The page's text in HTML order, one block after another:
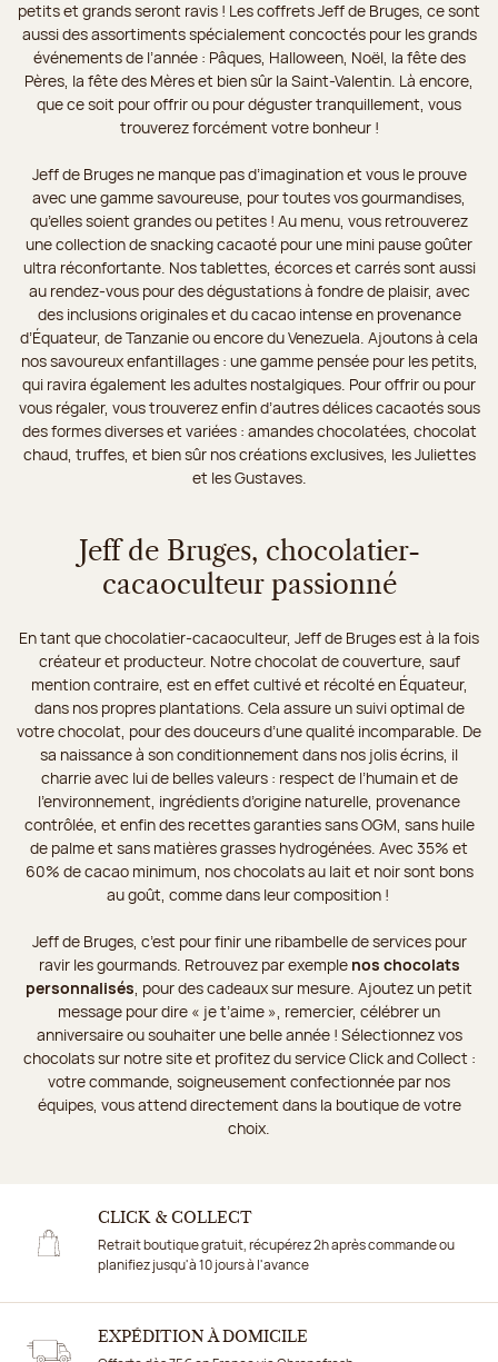
petits et grands seront ravis ! Les coffrets Jeff de Bruges, ce sont
aussi des assortiments spécialement concoctés pour les grands
événements de l’année : Pâques, Halloween, Noël, la fête des
Pères, la fête des Mères et bien sûr la Saint-Valentin. Là encore,
que ce soit pour offrir ou pour déguster tranquillement, vous
trouverez forcément votre bonheur !
Jeff de Bruges ne manque pas d’imagination et vous le prouve
avec une gamme savoureuse, pour toutes vos gourmandises,
qu’elles soient grandes ou petites ! Au menu, vous retrouverez
une collection de snacking cacaoté pour une mini pause goûter
ultra réconfortante. Nos tablettes, écorces et carrés sont aussi
au rendez-vous pour des dégustations à fondre de plaisir, avec
des inclusions originales et du cacao intense en provenance
d’Équateur, de Tanzanie ou encore du Venezuela. Ajoutons à cela
nos savoureux enfantillages : une gamme pensée pour les petits,
qui ravira également les adultes nostalgiques. Pour offrir ou pour
vous régaler, vous trouverez enfin d’autres délices cacaotés sous
des formes diverses et variées : amandes chocolatées, chocolat
chaud, truffes, et bien sûr nos créations exclusives, les Juliettes
et les Gustaves.
Jeff de Bruges, chocolatier-
cacaoculteur passionné
En tant que chocolatier-cacaoculteur, Jeff de Bruges est à la fois
créateur et producteur. Notre chocolat de couverture, sauf
mention contraire, est en effet cultivé et récolté en Équateur,
dans nos propres plantations. Cela assure un suivi optimal de
votre chocolat, pour des douceurs d’une qualité incomparable. De
sa naissance à son conditionnement dans nos jolis écrins, il
charrie avec lui de belles valeurs : respect de l’humain et de
l’environnement, ingrédients d’origine naturelle, provenance
contrôlée, et enfin des recettes garanties sans OGM, sans huile
de palme et sans matières grasses hydrogénées. Avec 35% et
60% de cacao minimum, nos chocolats au lait et noir sont bons
au goût, comme dans leur composition !
Jeff de Bruges, c’est pour finir une ribambelle de services pour
ravir les gourmands. Retrouvez par exemple nos chocolats
personnalisés , pour des cadeaux sur mesure. Ajoutez un petit
message pour dire « je t’aime », remercier, célébrer un
anniversaire ou souhaiter une belle année ! Sélectionnez vos
chocolats sur notre site et profitez du service Click and Collect :
votre commande, soigneusement confectionnée par nos
équipes, vous attend directement dans la boutique de votre
choix.
CLICK & COLLECT
Retrait boutique gratuit, récupérez 2h après commande ou
planifiez jusqu'à 10 jours à l'avance
EXPÉDITION À DOMICILE